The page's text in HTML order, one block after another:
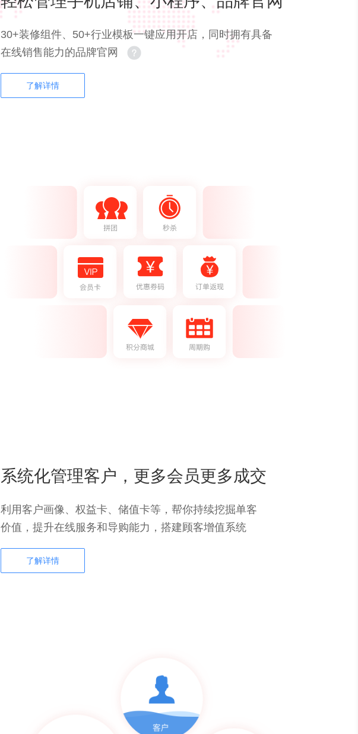
30+装修组件、50+行业模板一键应用开店，同时拥有具备
在线销售能力的品牌官网
了解详情
系统化管理客户，更多会员更多成交
利用客户画像、权益卡、储值卡等，帮你持续挖掘单客
价值，提升在线服务和导购能力，搭建顾客增值系统
了解详情